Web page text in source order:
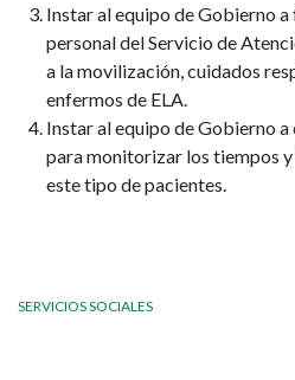
Instar al equipo de Gobierno
personal del Servicio de
a la movilización, cuidados
enfermos de ELA.
Instar al equipo de Gobierno
para monitorizar los tiempos
este tipo de pacientes.
SERVICIOS SOCIALES